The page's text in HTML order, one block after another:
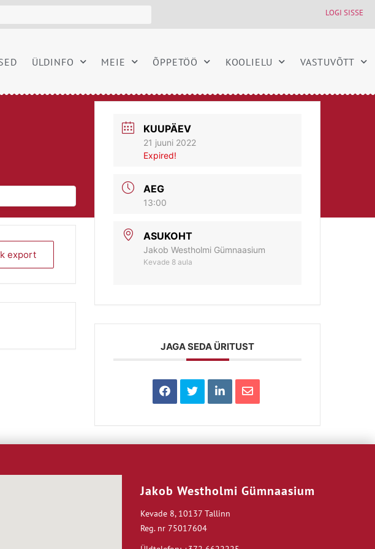
LOGI SISSE
ÜLDINFO MEIE ÕPPETÖÖ KOOLIELU VASTUVÕTT
export
KUUPÄEV
21 juuni 2022
Expired!
AEG
13:00
ASUKOHT
Jakob Westholmi Gümnaasium
Kevade 8 aula
JAGA SEDA ÜRITUST
Jakob Westholmi Gümnaasium
Kevade 8, 10137 Tallinn
Reg. nr 75017604